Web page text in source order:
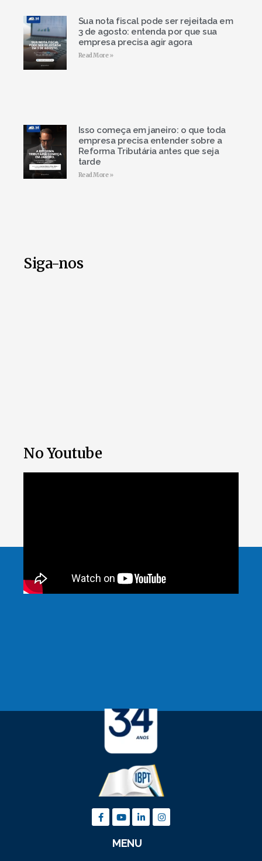
Sua nota fiscal pode ser rejeitada em
3 de agosto: entenda por que sua
empresa precisa agir agora
Read More »
Isso começa em janeiro: o que toda
empresa precisa entender sobre a
Reforma Tributária antes que seja
tarde
Read More »
Siga-nos
No Youtube
MENU